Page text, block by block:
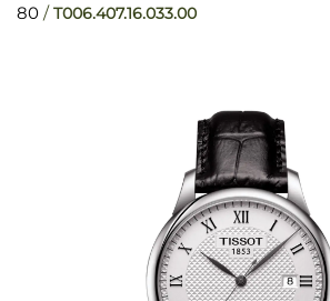
80 /T006.407.16.033.00